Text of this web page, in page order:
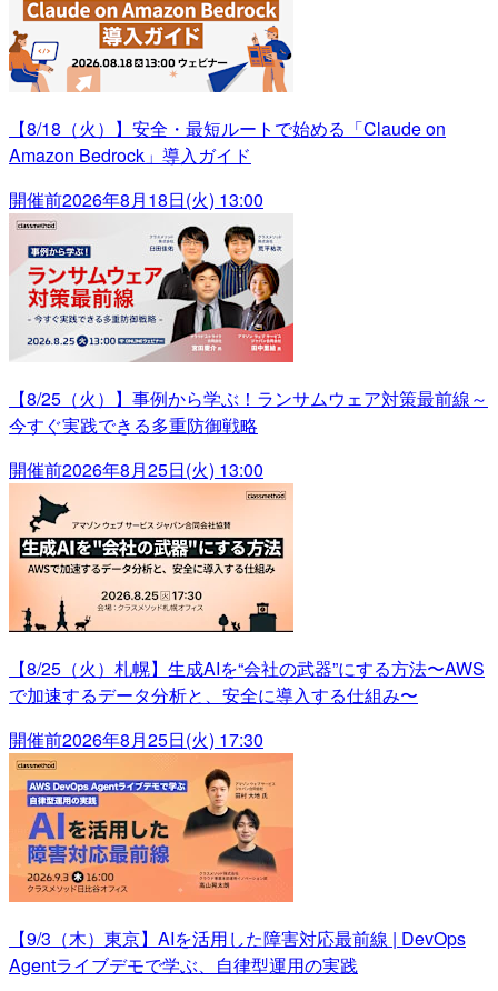
【8/18（火）】安全・最短ルートで始める「Claude on
Amazon Bedrock」導入ガイド
開催前2026年8月18日(火) 13:00
【8/25（火）】事例から学ぶ！ランサムウェア対策最前線～
今すぐ実践できる多重防御戦略
開催前2026年8月25日(火) 13:00
【8/25（火）札幌】生成AIを“会社の武器”にする方法〜AWS
で加速するデータ分析と、安全に導入する仕組み〜
開催前2026年8月25日(火) 17:30
【9/3（木）東京】AIを活用した障害対応最前線 | DevOps
Agentライブデモで学ぶ、自律型運用の実践